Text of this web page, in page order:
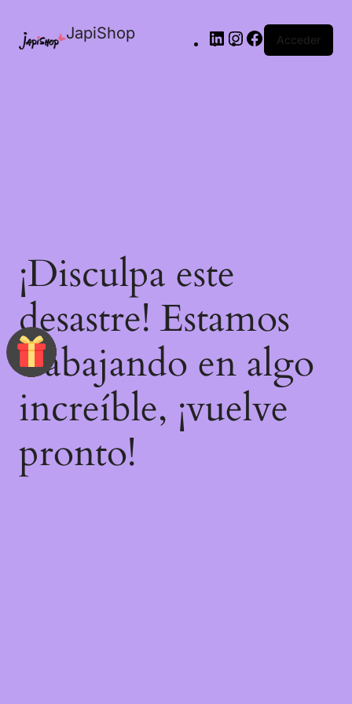
JapiShop Acceder
¡Disculpa este
desastre! Estamos
trabajando en algo
increíble, ¡vuelve
pronto!